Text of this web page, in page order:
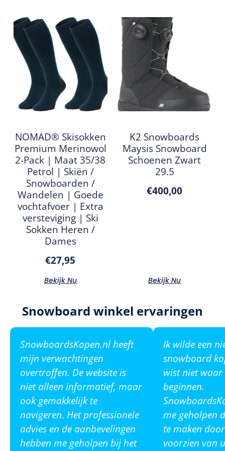
NOMAD® Skisokken
Premium Merinowol
2-Pack | Maat 35/38
Petrol | Skiën /
Snowboarden /
Wandelen | Goede
vochtafvoer | Extra
versteviging | Ski
Sokken Heren /
Dames
€27,95
Bekijk Nu
K2 Snowboards
Maysis Snowboard
Schoenen Zwart
29.5
€400,00
Bekijk Nu
Snowboard winkel ervaringen
SnowboardsKopen.nl heeft
mijn verwachtingen
overtroffen. De website is
niet alleen informatief, maar
ook gemakkelijk te
navigeren. Het professionele
advies en de aanbevelingen
hebben me geholpen bij het
Ik wilde een
snowboard
wist niet waar
beginnen.
me geholpen
te maken
voorzien van